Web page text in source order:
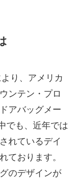
り、アメリカ
ンテン・プロ
アバッグメー
でも、近年では
れているデイ
ております。
のデザインが